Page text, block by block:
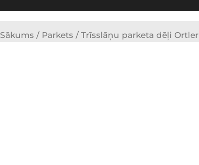
Sākums / Parkets / Trīsslāņu parketa dēļi Ortler